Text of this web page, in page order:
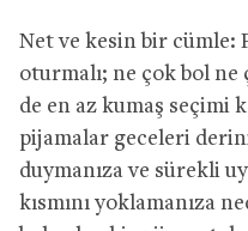
Net ve kesin bir cümle:
oturmalı; ne çok bol ne
de en az kumaş seçimi
pijamalar geceleri
duymanıza ve sürekli
kısmını yoklamanıza